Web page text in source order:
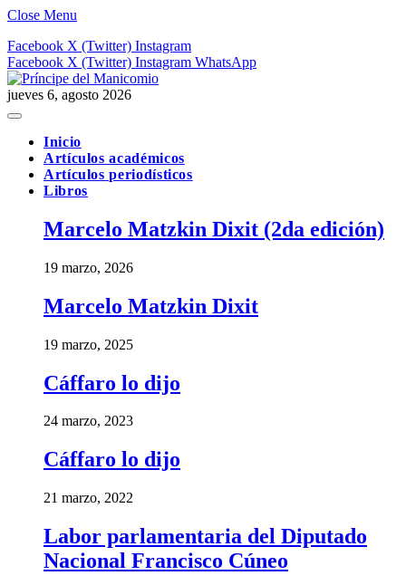
Close Menu
Facebook X (Twitter) Instagram
Facebook X (Twitter) Instagram WhatsApp
jueves 6, agosto 2026
Inicio
Artículos académicos
Artículos periodísticos
Libros
Marcelo Matzkin Dixit (2da edición)
19 marzo, 2026
Marcelo Matzkin Dixit
19 marzo, 2025
Cáffaro lo dijo
24 marzo, 2023
Cáffaro lo dijo
21 marzo, 2022
Labor parlamentaria del Diputado
Nacional Francisco Cúneo